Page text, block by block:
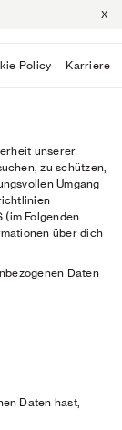
X
Policy Karriere
unserer
zu schützen,
Umgang
(im Folgenden
über dich
Daten
Daten hast,